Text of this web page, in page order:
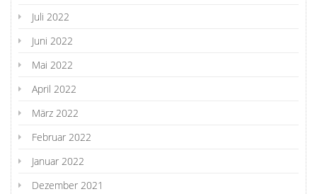
Juli 2022
Juni 2022
Mai 2022
April 2022
März 2022
Februar 2022
Januar 2022
Dezember 2021